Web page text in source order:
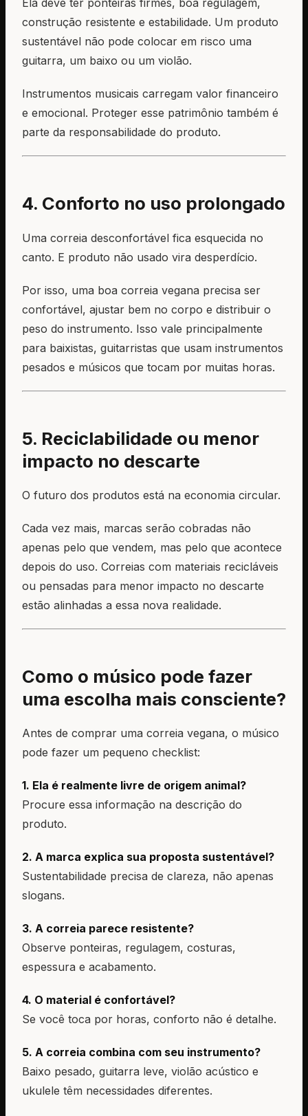
Ela deve ter ponteiras firmes, boa regulagem,
construção resistente e estabilidade. Um produto
sustentável não pode colocar em risco uma
guitarra, um baixo ou um violão.
Instrumentos musicais carregam valor financeiro
e emocional. Proteger esse patrimônio também é
parte da responsabilidade do produto.
4. Conforto no uso prolongado
Uma correia desconfortável fica esquecida no
canto. E produto não usado vira desperdício.
Por isso, uma boa correia vegana precisa ser
confortável, ajustar bem no corpo e distribuir o
peso do instrumento. Isso vale principalmente
para baixistas, guitarristas que usam instrumentos
pesados e músicos que tocam por muitas horas.
5. Reciclabilidade ou menor
impacto no descarte
O futuro dos produtos está na economia circular.
Cada vez mais, marcas serão cobradas não
apenas pelo que vendem, mas pelo que acontece
depois do uso. Correias com materiais recicláveis
ou pensadas para menor impacto no descarte
estão alinhadas a essa nova realidade.
Como o músico pode fazer
uma escolha mais consciente?
Antes de comprar uma correia vegana, o músico
pode fazer um pequeno checklist:
1. Ela é realmente livre de origem animal?
Procure essa informação na descrição do
produto.
2. A marca explica sua proposta sustentável?
Sustentabilidade precisa de clareza, não apenas
slogans.
3. A correia parece resistente?
Observe ponteiras, regulagem, costuras,
espessura e acabamento.
4. O material é confortável?
Se você toca por horas, conforto não é detalhe.
5. A correia combina com seu instrumento?
Baixo pesado, guitarra leve, violão acústico e
ukulele têm necessidades diferentes.